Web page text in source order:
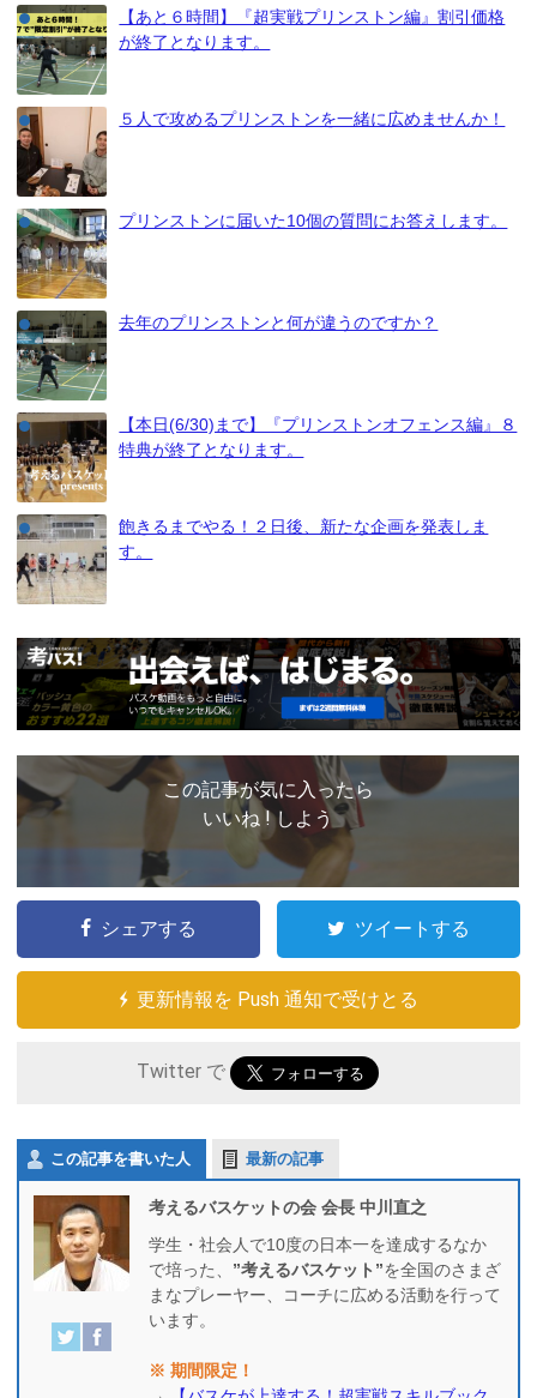
【あと６時間】『超実戦プリンストン編』割引価格
が終了となります。
５人で攻めるプリンストンを一緒に広めませんか！
プリンストンに届いた10個の質問にお答えします。
去年のプリンストンと何が違うのですか？
【本日(6/30)まで】『プリンストンオフェンス編』８
特典が終了となります。
飽きるまでやる！２日後、新たな企画を発表しま
す。
この記事が気に入ったら
いいね ! しよう
シェアする ツイートする
更新情報を Push 通知で受けとる
Twitter で
この記事を書いた人 最新の記事
考えるバスケットの会 会長 中川直之
学生・社会人で10度の日本一を達成するなか
で培った、 ”考えるバスケット”を全国のさまざ
まなプレーヤー、コーチに広める活動を行って
います。
※ 期間限定！